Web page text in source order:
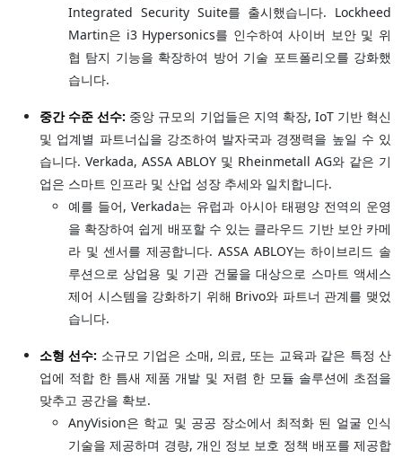
Integrated Security Suite를 출시했습니다. Lockheed
Martin은 i3 Hypersonics를 인수하여 사이버 보안 및 위
협 탐지 기능을 확장하여 방어 기술 포트폴리오를 강화했
습니다.
중간 수준 선수: 중앙 규모의 기업들은 지역 확장, IoT 기반 혁신
및 업계별 파트너십을 강조하여 발자국과 경쟁력을 높일 수 있
습니다. Verkada, ASSA ABLOY 및 Rheinmetall AG와 같은 기
업은 스마트 인프라 및 산업 성장 추세와 일치합니다.
예를 들어, Verkada는 유럽과 아시아 태평양 전역의 운영
을 확장하여 쉽게 배포할 수 있는 클라우드 기반 보안 카메
라 및 센서를 제공합니다. ASSA ABLOY는 하이브리드 솔
루션으로 상업용 및 기관 건물을 대상으로 스마트 액세스
제어 시스템을 강화하기 위해 Brivo와 파트너 관계를 맺었
습니다.
소형 선수: 소규모 기업은 소매, 의료, 또는 교육과 같은 특정 산
업에 적합 한 틈새 제품 개발 및 저렴 한 모듈 솔루션에 초점을
맞추고 공간을 확보.
AnyVision은 학교 및 공공 장소에서 최적화 된 얼굴 인식
기술을 제공하며 경량, 개인 정보 보호 정책 배포를 제공합